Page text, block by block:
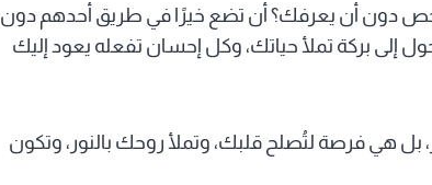
دون أن يعرفك؟ أن تضع خيرًا في طريق أحدهم دون
إلى بركة تملأ حياتك، وكل إحسان تفعله يعود إليك
هي فرصة لتُصلح قلبك، وتملأ روحك بالنور، وتكون